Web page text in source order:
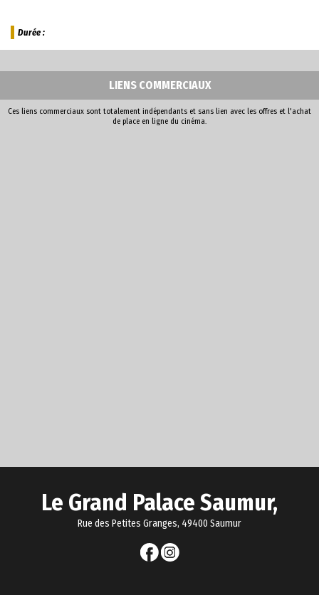
Durée :
LIENS COMMERCIAUX
Ces liens commerciaux sont totalement indépendants et sans lien avec les offres et l'achat
de place en ligne du cinéma.
Le Grand Palace Saumur,
Rue des Petites Granges, 49400 Saumur